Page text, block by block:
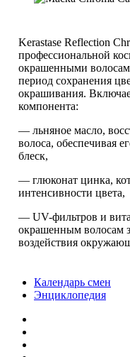
Kerastase Reflection
профессиональной
окрашенными
период сохранения
окрашивания.
компонента:
— льняное масло,
волоса, обеспечивая
блеск,
— глюконат цинка,
интенсивности цвета,
— UV-фильтров и
окрашенным волосам
воздействия
Календарь смен
Энциклопедия